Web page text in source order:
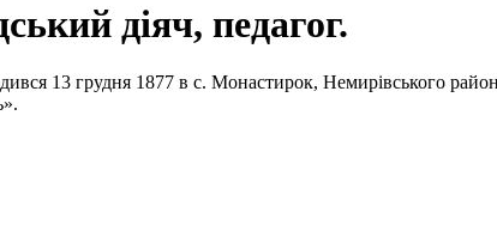
діяч, педагог.
13 грудня 1877 в с. Монастирок, Немирівського